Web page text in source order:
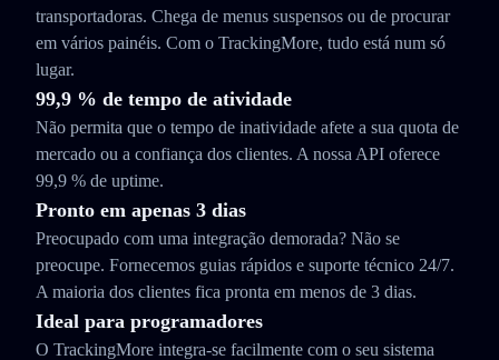
transportadoras. Chega de menus suspensos ou de procurar
em vários painéis. Com o TrackingMore, tudo está num só
lugar.
99,9 % de tempo de atividade
Não permita que o tempo de inatividade afete a sua quota de
mercado ou a confiança dos clientes. A nossa API oferece
99,9 % de uptime.
Pronto em apenas 3 dias
Preocupado com uma integração demorada? Não se
preocupe. Fornecemos guias rápidos e suporte técnico 24/7.
A maioria dos clientes fica pronta em menos de 3 dias.
Ideal para programadores
O TrackingMore integra-se facilmente com o seu sistema